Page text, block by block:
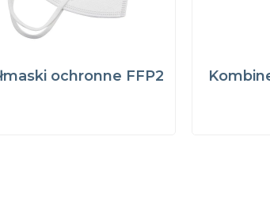
ochronne FFP2